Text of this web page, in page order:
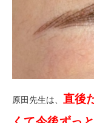
原田先生は、 直後